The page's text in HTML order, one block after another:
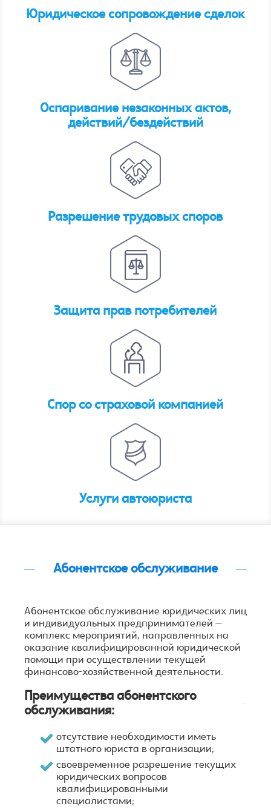
Юридическое сопровождение сделок
Оспаривание незаконных актов,
действий/бездействий
Разрешение трудовых споров
Защита прав потребителей
Спор со страховой компанией
Услуги автоюриста
Абонентское обслуживание
Абонентское обслуживание юридических лиц
и индивидуальных предпринимателей –
комплекс мероприятий, направленных на
оказание квалифицированной юридической
помощи при осуществлении текущей
финансово-хозяйственной деятельности.
Преимущества абонентского
обслуживания:
отсутствие необходимости иметь
штатного юриста в организации;
своевременное разрешение текущих
юридических вопросов
квалифицированными
специалистами;